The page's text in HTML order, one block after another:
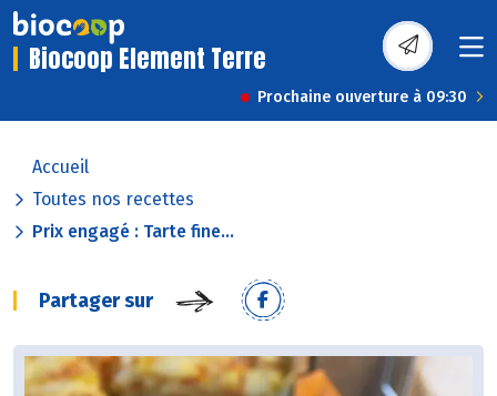
Biocoop Element Terre
Prochaine ouverture à 09:30
Accueil
Toutes nos recettes
Prix engagé : Tarte fine...
Partager sur